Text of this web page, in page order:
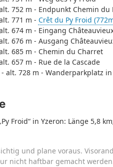
752 m - Endpunkt Chemin du
771 m - Crêt du Py Froid
674 m - Eingang
676 m - Ausgang
685 m - Chemin du Charret
657 m - Rue de la Cascade
alt. 728 m - Wanderparkplatz in
Froid“ in Yzeron: Länge 5,8
und plane voraus.
nicht haftbar gemacht